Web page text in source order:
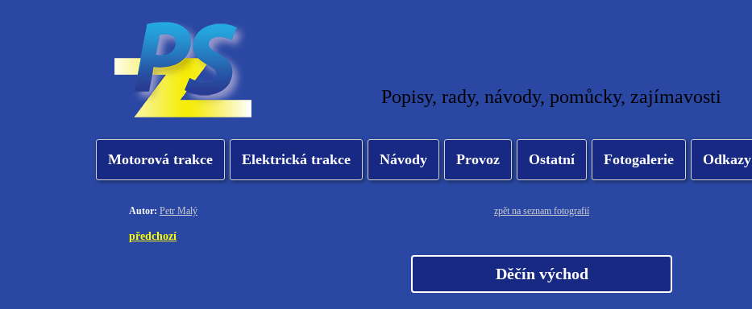
Popisy, rady, návody, pomůcky, zajímavosti
Motorová trakce Elektrická trakce Návody Provoz Ostatní Fotogalerie Odkazy
zpět na seznam fotografií
Autor: Petr Malý
předchozí
Děčín východ